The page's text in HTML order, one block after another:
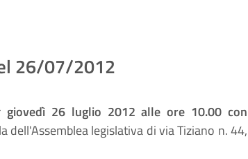
26/07/2012
giovedì 26 luglio 2012 alle ore 10.00 con
dell'Assemblea legislativa di via Tiziano n. 44,